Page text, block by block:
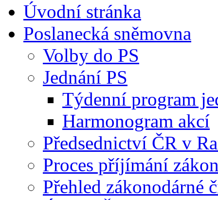
Úvodní stránka
Poslanecká sněmovna
Volby do PS
Jednání PS
Týdenní program
Harmonogram akcí
Předsednictví ČR v
Proces příjímání
Přehled zákonodárné